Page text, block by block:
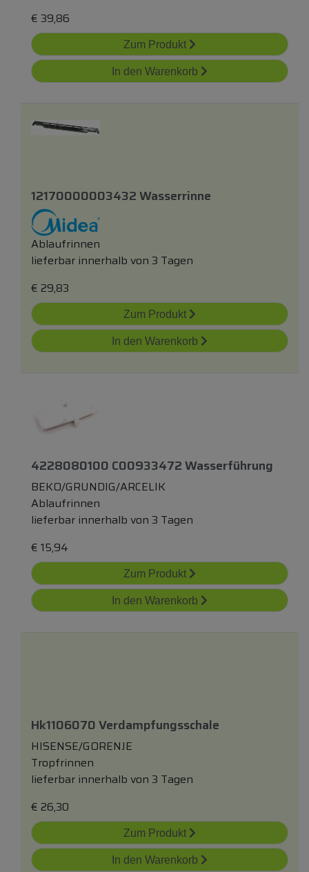
€ 39,86
Zum Produkt
In den Warenkorb
12170000003432 Wasserrinne
Ablaufrinnen
lieferbar innerhalb von 3 Tagen
€ 29,83
Zum Produkt
In den Warenkorb
4228080100 C00933472 Wasserführung
BEKO/GRUNDIG/ARCELIK
Ablaufrinnen
lieferbar innerhalb von 3 Tagen
€ 15,94
Zum Produkt
In den Warenkorb
Hk1106070 Verdampfungsschale
HISENSE/GORENJE
Tropfrinnen
lieferbar innerhalb von 3 Tagen
€ 26,30
Zum Produkt
In den Warenkorb